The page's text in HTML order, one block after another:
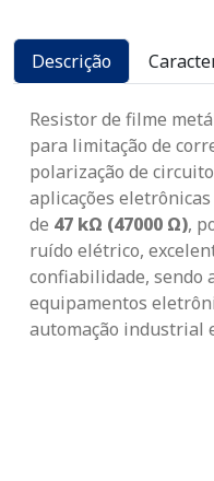
Descrição
Resistor de filme
para limitação de
polarização de
aplicações
de 47 kΩ (47000 Ω),
ruído elétrico,
confiabilidade, sendo
equipamentos
automação industrial